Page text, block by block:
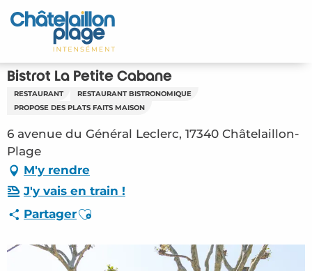
Aller
au
principal
Accueil
Découvrir
Activités
A vivre
Rendez-vous
Bistrot La Petite Cabane
RESTAURANT
RESTAURANT BISTRONOMIQUE
PROPOSE DES PLATS FAITS MAISON
6 avenue du Général Leclerc, 17340 Châtelaillon-
Plage
M'y rendre
J'y vais en train !
PartagerAjouter aux favoris